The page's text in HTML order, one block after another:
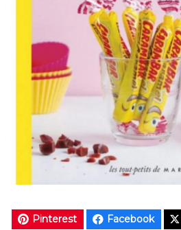
Pinterest Facebook